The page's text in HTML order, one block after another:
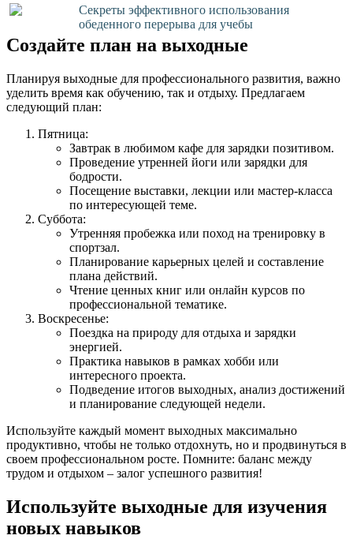
Секреты эффективного использования
обеденного перерыва для учебы
Создайте план на выходные
Планируя выходные для профессионального развития, важно
уделить время как обучению, так и отдыху. Предлагаем
следующий план:
Пятница:
Завтрак в любимом кафе для зарядки позитивом.
Проведение утренней йоги или зарядки для
бодрости.
Посещение выставки, лекции или мастер-класса
по интересующей теме.
Суббота:
Утренняя пробежка или поход на тренировку в
спортзал.
Планирование карьерных целей и составление
плана действий.
Чтение ценных книг или онлайн курсов по
профессиональной тематике.
Воскресенье:
Поездка на природу для отдыха и зарядки
энергией.
Практика навыков в рамках хобби или
интересного проекта.
Подведение итогов выходных, анализ достижений
и планирование следующей недели.
Используйте каждый момент выходных максимально
продуктивно, чтобы не только отдохнуть, но и продвинуться в
своем профессиональном росте. Помните: баланс между
трудом и отдыхом – залог успешного развития!
Используйте выходные для изучения
новых навыков